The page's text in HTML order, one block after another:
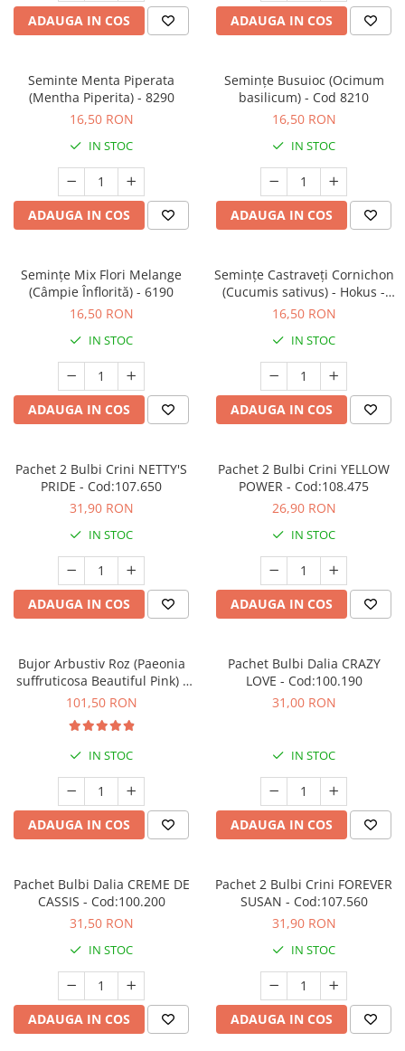
Bulbi de Echinacea
Bulbi de Fritillaria
Bulbi de Gaillardia (Kokarda)
Bulbi de Gladiole
Bulbi de Irisi - Stanjenel
Bulbi de Lalele
Bulbi de Leucanthemum
Bulbi de Muscari
Bulbi de Tigridia
Bulbi de Zambile
Mixuri de Bulbi
Seminte de Flori
Seminte de Ierburi
Păr - Pyrus communis
Viță de Vie - Vitis
Zmeur - Rubus
ADAUGA IN COS ADAUGA IN COS
Seminte Menta Piperata
(Mentha Piperita) - 8290
16,50 RON
IN STOC
ADAUGA IN COS
Semințe Busuioc (Ocimum
basilicum) - Cod 8210
16,50 RON
IN STOC
ADAUGA IN COS
Semințe Mix Flori Melange
(Câmpie Înflorită) - 6190
16,50 RON
IN STOC
ADAUGA IN COS
Semințe Castraveți Cornichon
(Cucumis sativus) - Hokus -
Cod 7080
16,50 RON
IN STOC
ADAUGA IN COS
Pachet 2 Bulbi Crini NETTY'S
PRIDE - Cod:107.650
31,90 RON
IN STOC
ADAUGA IN COS
Pachet 2 Bulbi Crini YELLOW
POWER - Cod:108.475
26,90 RON
IN STOC
ADAUGA IN COS
Bujor Arbustiv Roz (Paeonia
suffruticosa Beautiful Pink) -
Plantă înrădăcinată
101,50 RON
IN STOC
ADAUGA IN COS
Pachet Bulbi Dalia CRAZY
LOVE - Cod:100.190
31,00 RON
IN STOC
ADAUGA IN COS
Pachet Bulbi Dalia CREME DE
CASSIS - Cod:100.200
31,50 RON
IN STOC
ADAUGA IN COS
Pachet 2 Bulbi Crini FOREVER
SUSAN - Cod:107.560
31,90 RON
IN STOC
ADAUGA IN COS